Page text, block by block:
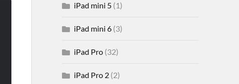
iPad mini 5(1)
iPad mini 6(3)
iPad Pro(32)
iPad Pro 2(2)